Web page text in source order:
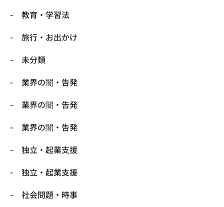
教育・学習法
旅行・お出かけ
未分類
業界の闇・告発
業界の闇・告発
業界の闇・告発
独立・起業支援
独立・起業支援
社会問題・時事